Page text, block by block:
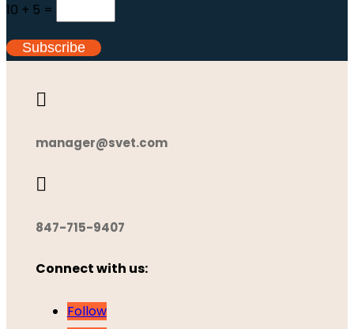
10 + 5 =
Subscribe

manager@svet.com

847-715-9407
Connect with us:
Follow